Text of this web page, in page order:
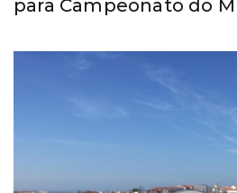
para Campeonato do